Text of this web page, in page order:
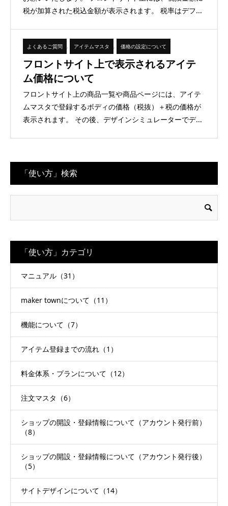
税が加算された税込金額が表示されます。 税率はデフ...
よくあるご質問 , アイテムマスタ , 価格の設定について
フロントサイト上で表示されるアイテ
ム価格について
フロントサイト上の商品一覧や商品ページには、アイテ
ムマスタで登録するボディの価格（税抜）＋税の価格が
表示されます。 その後、デザインシミュレーターでデ...
「使い方」検索
「使い方」カテゴリ
マニュアル（31）
maker townについて（11）
機能について（7）
アイテム登録までの流れ（1）
料金体系・プランについて（12）
注文マスタ（6）
ショップの開設・登録情報について（アカウント発行前）
（8）
ショップの開設・登録情報について（アカウント発行後）
（5）
サイトデザインについて（14）